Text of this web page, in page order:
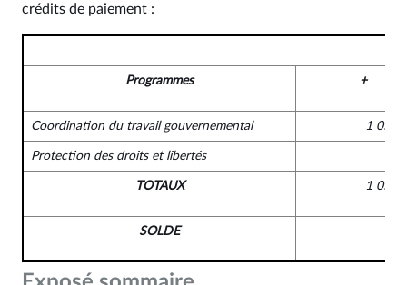
crédits de paiement :
Programmes +
Coordination du travail gouvernemental 1 050
Protection des droits et libertés
TOTAUX 1 050
SOLDE